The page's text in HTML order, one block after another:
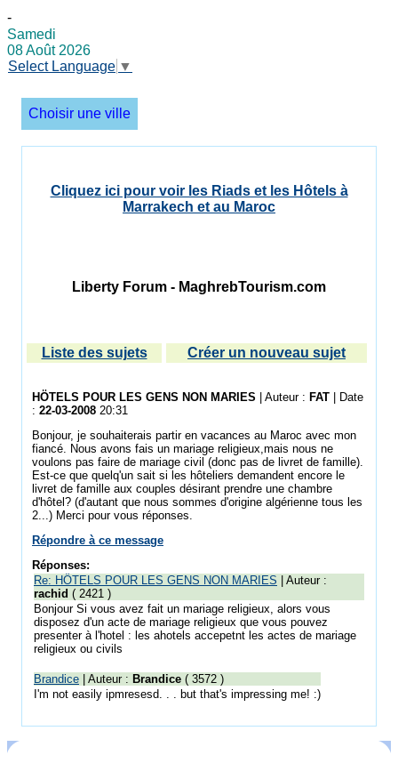
-
Samedi
08 Août 2026
Select Language ▼
Choisir une ville
Cliquez ici pour voir les Riads et les Hôtels à
Marrakech et au Maroc
Liberty Forum - MaghrebTourism.com
Liste des sujets Créer un nouveau sujet
HÖTELS POUR LES GENS NON MARIES | Auteur : FAT | Date
: 22-03-2008 20:31
Bonjour, je souhaiterais partir en vacances au Maroc avec mon
fiancé. Nous avons fais un mariage religieux,mais nous ne
voulons pas faire de mariage civil (donc pas de livret de famille).
Est-ce que quelq'un sait si les hôteliers demandent encore le
livret de famille aux couples désirant prendre une chambre
d'hôtel? (d'autant que nous sommes d'origine algérienne tous les
2...) Merci pour vous réponses.
Répondre à ce message
Réponses:
Re: HÖTELS POUR LES GENS NON MARIES | Auteur :
rachid ( 2421 )
Bonjour Si vous avez fait un mariage religieux, alors vous
disposez d'un acte de mariage religieux que vous pouvez
presenter à l'hotel : les ahotels accepetnt les actes de mariage
religieux ou civils
Brandice | Auteur : Brandice ( 3572 )
I'm not easily ipmresesd. . . but that's impressing me! :)